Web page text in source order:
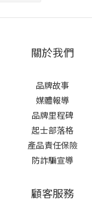
關於我們
品牌故事
媒體報導
品牌里程碑
起士部落格
產品責任保險
防詐騙宣導
顧客服務